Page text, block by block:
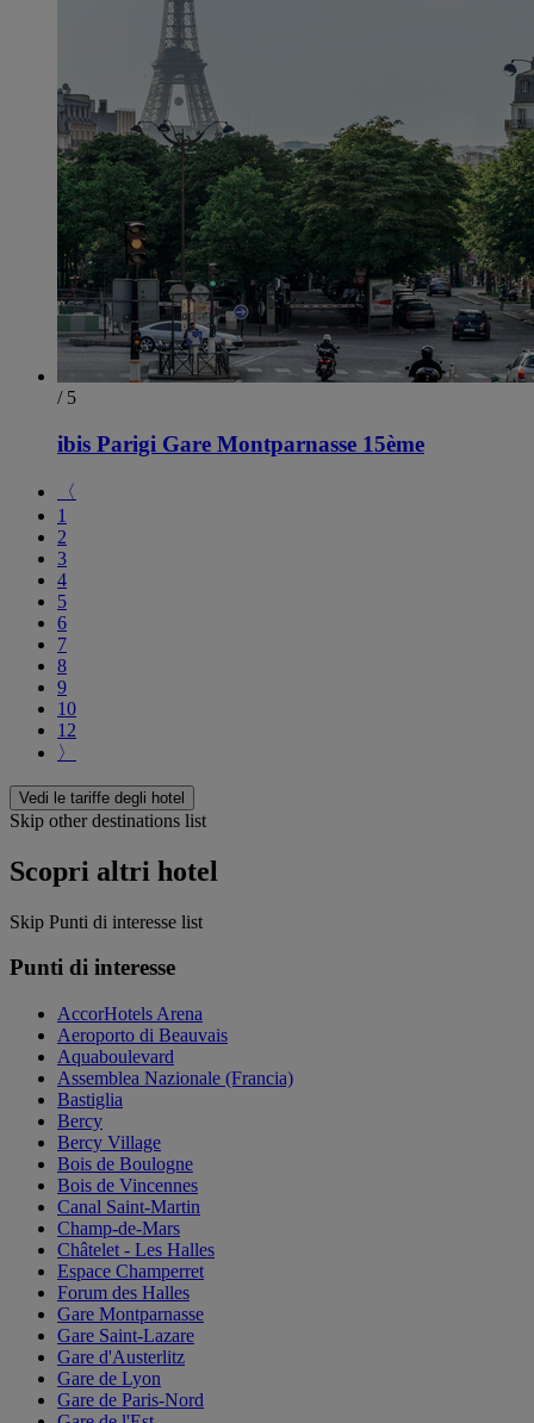
/ 5
ibis Parigi Gare Montparnasse 15ème
〈
1
2
3
4
5
6
7
8
9
10
12
〉
Vedi le tariffe degli hotel
Skip other destinations list
Scopri altri hotel
Skip Punti di interesse list
Punti di interesse
AccorHotels Arena
Aeroporto di Beauvais
Aquaboulevard
Assemblea Nazionale (Francia)
Bastiglia
Bercy
Bercy Village
Bois de Boulogne
Bois de Vincennes
Canal Saint-Martin
Champ-de-Mars
Châtelet - Les Halles
Espace Champerret
Forum des Halles
Gare Montparnasse
Gare Saint-Lazare
Gare d'Austerlitz
Gare de Lyon
Gare de Paris-Nord